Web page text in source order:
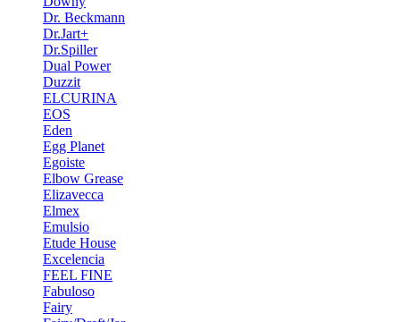
Dr. Beckmann
Dr.Jart+
Dr.Spiller
Dual Power
Duzzit
ELCURINA
EOS
Eden
Egg Planet
Egoiste
Elbow Grease
Elizavecca
Elmex
Emulsio
Etude House
Excelencia
FEEL FINE
Fabuloso
Fairy